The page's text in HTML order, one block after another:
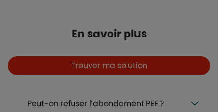
En savoir plus
Boutons
Boutons et liensTrouver ma solution
Peut-on refuser l’abondement PEE ?